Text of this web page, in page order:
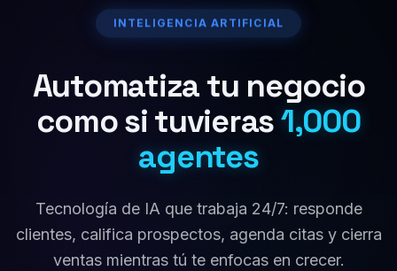
INTELIGENCIA ARTIFICIAL
Automatiza tu negocio
como si tuvieras1,000
agentes
Tecnología de IA que trabaja 24/7: responde
clientes, califica prospectos, agenda citas y cierra
ventas mientras tú te enfocas en crecer.